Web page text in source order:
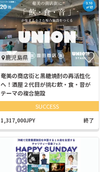
鹿児島県
奄美の商店街と黒糖焼酎の再活性化
へ！酒屋２代目が挑む飲・食・音が
テーマの複合施設
SUCCESS
1,317,000JPY 終了